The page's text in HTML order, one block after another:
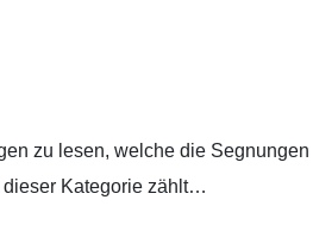
zu lesen, welche die Segnungen
dieser Kategorie zählt…